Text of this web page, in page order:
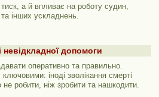
а й впливає на роботу судин,
інших ускладнень.
допомоги
оперативно та правильно.
іноді зволікання смерті
не робити, ніж зробити та нашкодити.